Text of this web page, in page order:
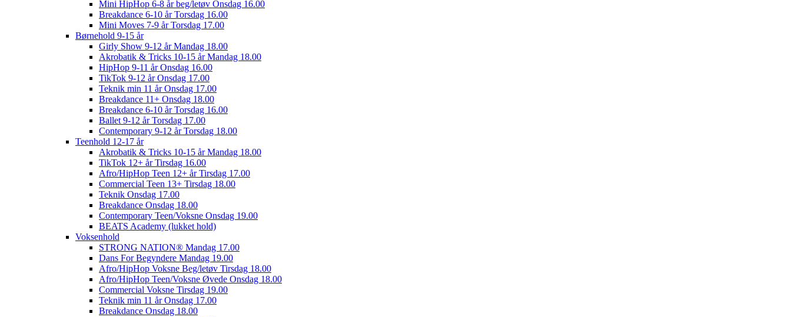
Mini HipHop 6-8 år beg/letøv Onsdag 16.00
Breakdance 6-10 år Torsdag 16.00
Mini Moves 7-9 år Torsdag 17.00
Børnehold 9-15 år
Girly Show 9-12 år Mandag 18.00
Akrobatik & Tricks 10-15 år Mandag 18.00
HipHop 9-11 år Onsdag 16.00
TikTok 9-12 år Onsdag 17.00
Teknik min 11 år Onsdag 17.00
Breakdance 11+ Onsdag 18.00
Breakdance 6-10 år Torsdag 16.00
Ballet 9-12 år Torsdag 17.00
Contemporary 9-12 år Torsdag 18.00
Teenhold 12-17 år
Akrobatik & Tricks 10-15 år Mandag 18.00
TikTok 12+ år Tirsdag 16.00
Afro/HipHop Teen 12+ år Tirsdag 17.00
Commercial Teen 13+ Tirsdag 18.00
Teknik Onsdag 17.00
Breakdance Onsdag 18.00
Contemporary Teen/Voksne Onsdag 19.00
BEATS Academy (lukket hold)
Voksenhold
STRONG NATION® Mandag 17.00
Dans For Begyndere Mandag 19.00
Afro/HipHop Voksne Beg/letøv Tirsdag 18.00
Afro/HipHop Teen/Voksne Øvede Onsdag 18.00
Commercial Voksne Tirsdag 19.00
Teknik min 11 år Onsdag 17.00
Breakdance Onsdag 18.00